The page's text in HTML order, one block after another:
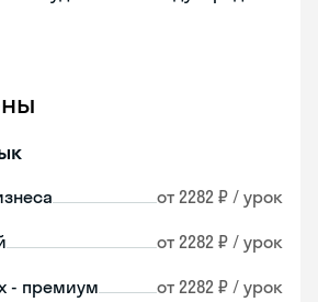
от 2282 ₽ / урок
от 2282 ₽ / урок
- премиум от 2282 ₽ / урок